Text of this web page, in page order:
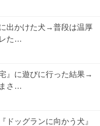
出かけた犬→普段は温厚
た…
』に遊びに行った結果→
さ…
ドッグランに向かう犬』